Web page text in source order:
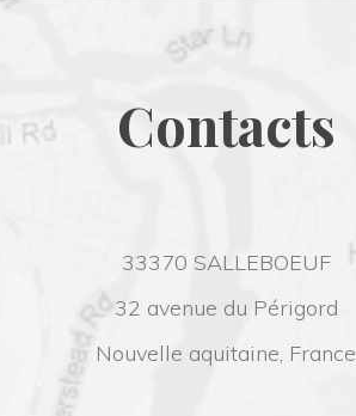
Contact
33370 SALLEBOEUF
32 avenue du Périgord
Nouvelle aquitaine, France